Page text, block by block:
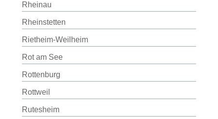
Rheinau
Rheinstetten
Rietheim-Weilheim
Rot am See
Rottenburg
Rottweil
Rutesheim